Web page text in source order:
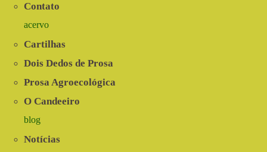
Contato
acervo
Cartilhas
Dois Dedos de Prosa
Prosa Agroecológica
O Candeeiro
blog
Notícias